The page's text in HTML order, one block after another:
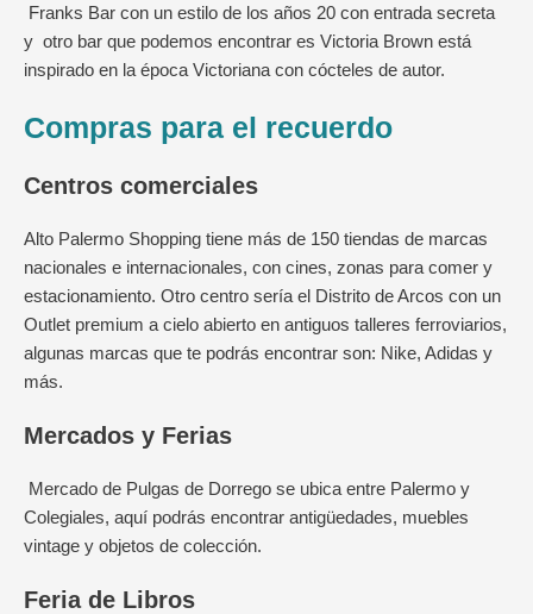
Franks Bar con un estilo de los años 20 con entrada secreta
y otro bar que podemos encontrar es Victoria Brown está
inspirado en la época Victoriana con cócteles de autor.
Compras para el recuerdo
Centros comerciales
Alto Palermo Shopping tiene más de 150 tiendas de marcas
nacionales e internacionales, con cines, zonas para comer y
estacionamiento. Otro centro sería el Distrito de Arcos con un
Outlet premium a cielo abierto en antiguos talleres ferroviarios,
algunas marcas que te podrás encontrar son: Nike, Adidas y
más.
Mercados y Ferias
Mercado de Pulgas de Dorrego se ubica entre Palermo y
Colegiales, aquí podrás encontrar antigüedades, muebles
vintage y objetos de colección.
Feria de Libros